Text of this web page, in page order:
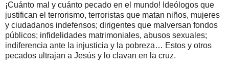
¡Cuánto mal y cuánto pecado en el mundo! Ideólogos que
justifican el terrorismo, terroristas que matan niños, mujeres
y ciudadanos indefensos; dirigentes que malversan fondos
públicos; infidelidades matrimoniales, abusos sexuales;
indiferencia ante la injusticia y la pobreza… Estos y otros
pecados ultrajan a Jesús y lo clavan en la cruz.